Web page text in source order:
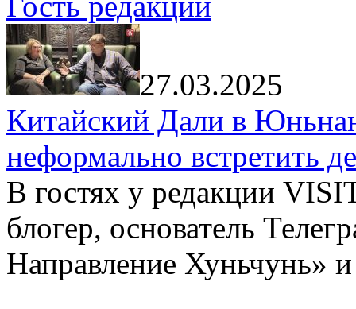
27.03.2025
Китайский Дали в
неформально встретить
В гостях у редакции
блогер, основатель
Направление Хуньчунь»